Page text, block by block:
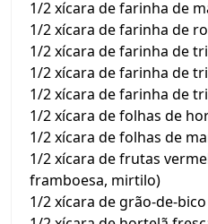
1/2 xícara de farinha de
1/2 xícara de farinha de
1/2 xícara de farinha de
1/2 xícara de farinha de
1/2 xícara de farinha de
1/2 xícara de folhas de
1/2 xícara de folhas de
1/2 xícara de frutas
framboesa, mirtilo)
1/2 xícara de grão-de-bico